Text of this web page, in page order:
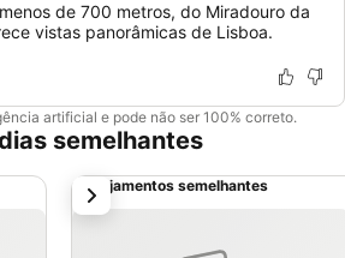
de 700 metros, do Miradouro da
vistas panorâmicas de Lisboa.
artificial e pode não ser 100% correto.
semelhantes
Alojamentos semelhantes
próximo